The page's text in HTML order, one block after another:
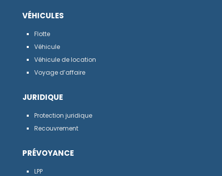
VÉHICULES
Flotte
Véhicule
Véhicule de location
Voyage d’affaire
JURIDIQUE
Protection juridique
Recouvrement
PRÉVOYANCE
LPP